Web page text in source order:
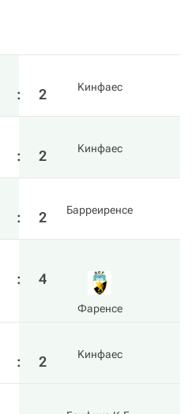
: 2 Kинфаес
: 2 Kинфаес
: 2 Барреиренсе
: 4
Фаренсе
: 2 Kинфаес